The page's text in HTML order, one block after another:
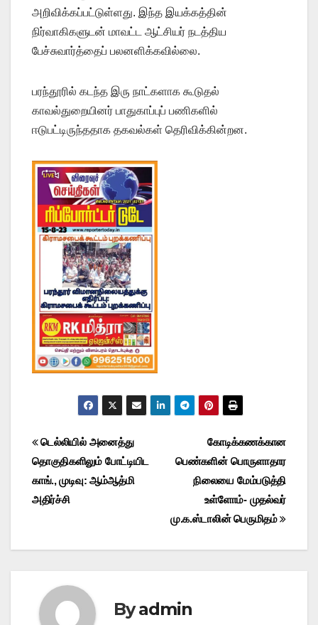
அறிவிக்கப்பட்டுள்ளது. இந்த இயக்கத்தின்
நிர்வாகிகளுடன் மாவட்ட ஆட்சியர் நடத்திய
பேச்சுவார்த்தைப் பலனளிக்கவில்லை.
பரந்தூரில் கடந்த இரு நாட்களாக கூடுதல்
காவல்துறையினர் பாதுகாப்புப் பணிகளில்
ஈடுபட்டிருந்ததாக தகவல்கள் தெரிவிக்கின்றன.
Post
navigation
கோடிக்கணக்கான
பெண்களின் பொருளாதார
நிலையை மேம்படுத்தி
உள்ளோம்- முதல்வர்
மு.க.ஸ்டாலின் பெருமிதம்
டெல்லியில் அனைத்து
தொகுதிகளிலும் போட்டியிட
காங்., முடிவு: ஆம்ஆத்மி
அதிர்ச்சி
Byadmin